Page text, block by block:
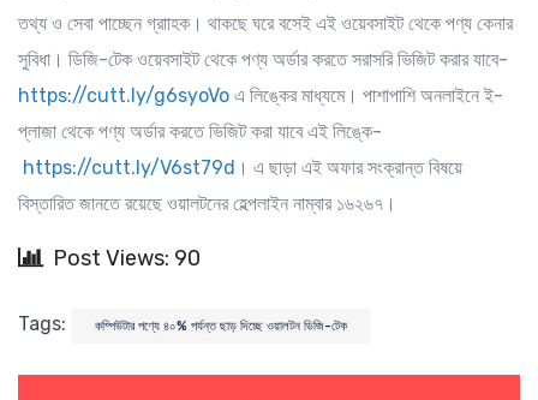
তথ্য ও সেবা পাচ্ছেন গ্রাাহক। থাকছে ঘরে বসেই এই ওয়েবসাইট থেকে পণ্য কেনার
সুবিধা। ডিজি-টেক ওয়েবসাইট থেকে পণ্য অর্ডার করতে সরাসরি ভিজিট করার যাবে-
https://cutt.ly/g6syoVo এ লিঙ্কের মাধ্যমে। পাশাপাশি অনলাইনে ই-
প্লাজা থেকে পণ্য অর্ডার করতে ভিজিট করা যাবে এই লিঙ্কে-
https://cutt.ly/V6st79d । এ ছাড়া এই অফার সংক্রান্ত বিষয়ে
বিস্তারিত জানতে রয়েছে ওয়ালটনের হেল্পলাইন নাম্বার ১৬২৬৭।
Post Views: 90
Tags: কম্পিউটার পণ্যে ৪০% পর্যন্ত ছাড় দিচ্ছে ওয়ালটন ডিজি-টেক